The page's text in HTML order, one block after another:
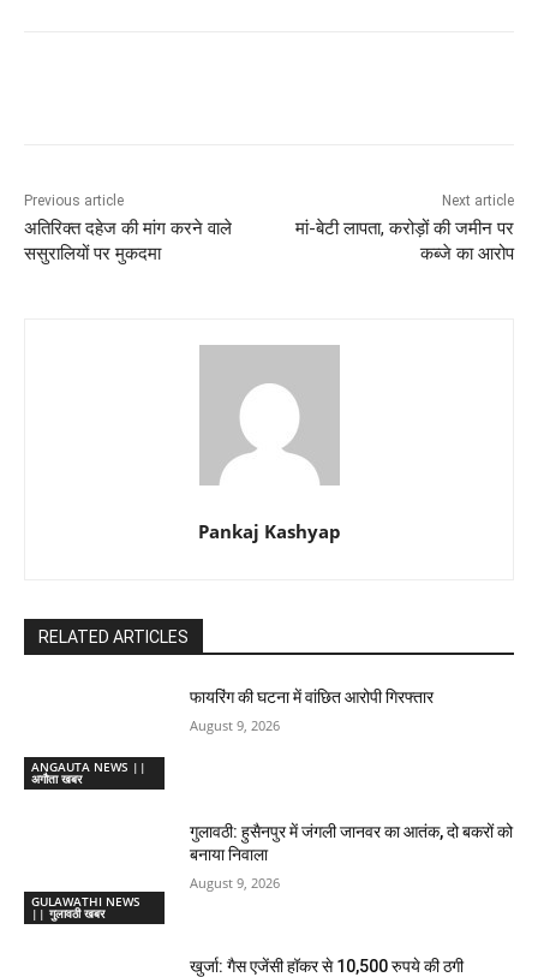
Previous article
अतिरिक्त दहेज की मांग करने वाले
ससुरालियों पर मुकदमा
Next article
मां-बेटी लापता, करोड़ों की जमीन पर
कब्जे का आरोप
Pankaj Kashyap
RELATED ARTICLES
ANGAUTA NEWS ||
अगौता खबर
फायरिंग की घटना में वांछित आरोपी गिरफ्तार
August 9, 2026
GULAWATHI NEWS
|| गुलावठी खबर
गुलावठी: हुसैनपुर में जंगली जानवर का आतंक, दो बकरों को
बनाया निवाला
August 9, 2026
खुर्जा: गैस एजेंसी हॉकर से 10,500 रुपये की ठगी